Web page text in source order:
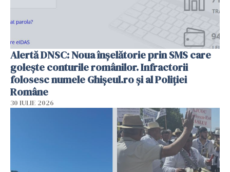
Alertă DNSC: Noua înșelătorie prin SMS care
golește conturile românilor. Infractorii
folosesc numele Ghișeul.ro și al Poliției
Române
30 IULIE 2026